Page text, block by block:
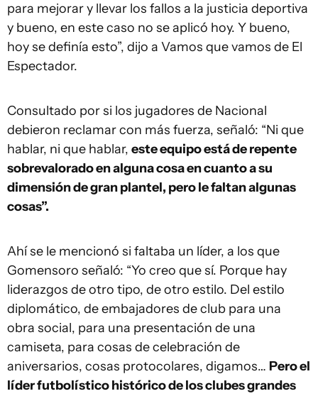
para mejorar y llevar los fallos a la justicia deportiva
y bueno, en este caso no se aplicó hoy. Y bueno,
hoy se definía esto”, dijo a Vamos que vamos de El
Espectador.
Consultado por si los jugadores de Nacional
debieron reclamar con más fuerza, señaló: “Ni que
hablar, ni que hablar, este equipo está de repente
sobrevalorado en alguna cosa en cuanto a su
dimensión de gran plantel, pero le faltan algunas
cosas”.
Ahí se le mencionó si faltaba un líder, a los que
Gomensoro señaló: “Yo creo que sí. Porque hay
liderazgos de otro tipo, de otro estilo. Del estilo
diplomático, de embajadores de club para una
obra social, para una presentación de una
camiseta, para cosas de celebración de
aniversarios, cosas protocolares, digamos… Pero el
líder futbolístico histórico de los clubes grandes